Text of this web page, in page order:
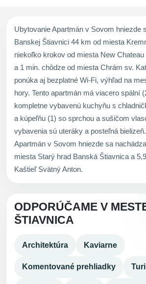
Ubytovanie Apartmán v Sovom hniezde
Banskej Štiavnici 44 km od miesta
niekoľko krokov od miesta New
a 1 min. chôdze od miesta Chrám sv.
ponúka aj bezplatné Wi-Fi, výhľad na
hory. Tento apartmán má viacero spální
kompletne vybavenú kuchyňu s
a kúpeľňu (1) so sprchou a sušičom
vybavenia sú uteráky a posteľná
Apartmán v Sovom hniezde sa
miesta Starý hrad Banská Štiavnica a
Kaštieľ Svätný Anton.
ODPORÚČAME V
ŠTIAVNICA
Architektúra Kaviarne
Komentované prehliadky